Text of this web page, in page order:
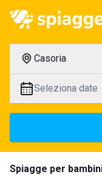
Casoria
Seleziona date
Spiagge per